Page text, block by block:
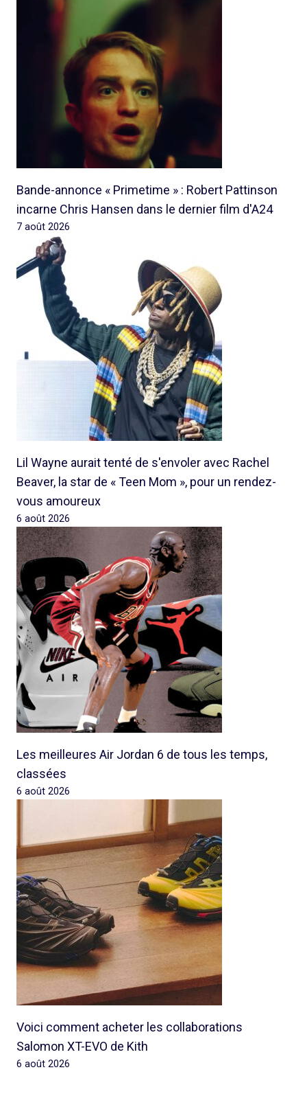
Bande-annonce « Primetime » : Robert Pattinson
incarne Chris Hansen dans le dernier film d'A24
7 août 2026
Lil Wayne aurait tenté de s'envoler avec Rachel
Beaver, la star de « Teen Mom », pour un rendez-
vous amoureux
6 août 2026
Les meilleures Air Jordan 6 de tous les temps,
classées
6 août 2026
Voici comment acheter les collaborations
Salomon XT-EVO de Kith
6 août 2026